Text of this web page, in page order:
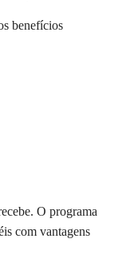
benefícios
O programa
com vantagens